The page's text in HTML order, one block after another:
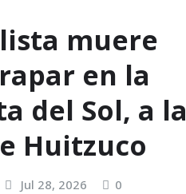
muere
en la
del Sol, a la
Huitzuco
Jul 28, 2026 0